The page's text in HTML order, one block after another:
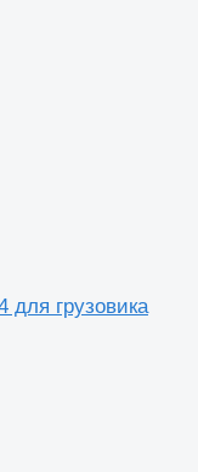
для грузовика